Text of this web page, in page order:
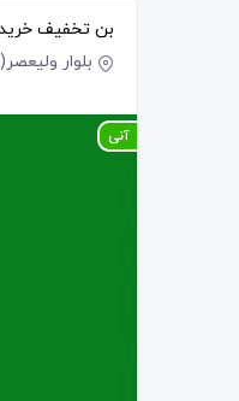
بن تخفیف خرید
بلوار
آنی